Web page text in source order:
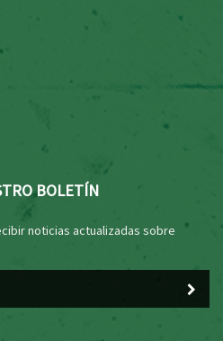
BOLETÍN
noticias actualizadas sobre